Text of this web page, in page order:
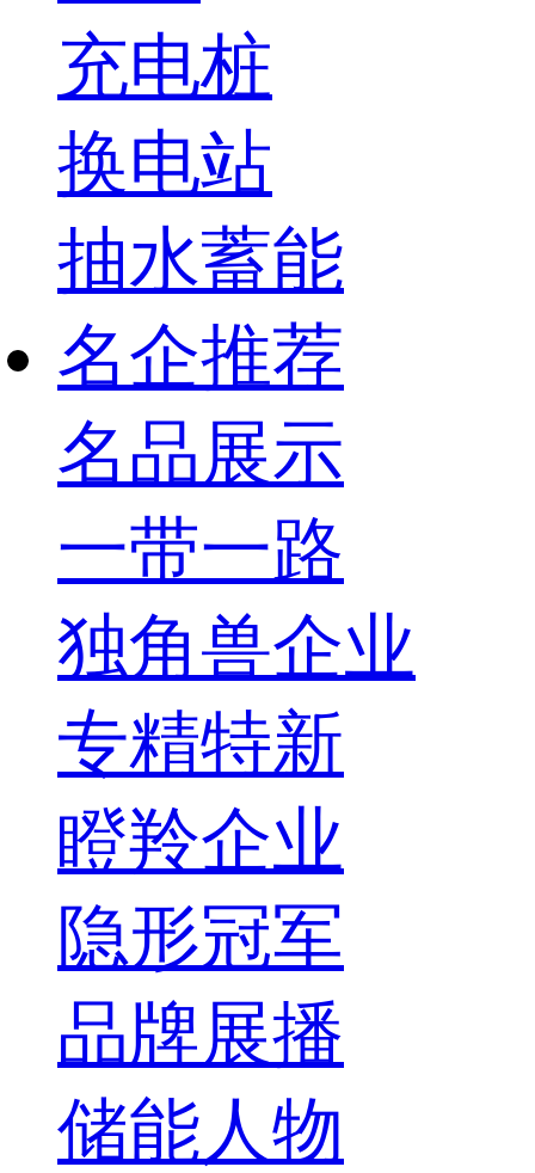
充电桩
换电站
抽水蓄能
名企推荐
名品展示
一带一路
独角兽企业
专精特新
瞪羚企业
隐形冠军
品牌展播
储能人物